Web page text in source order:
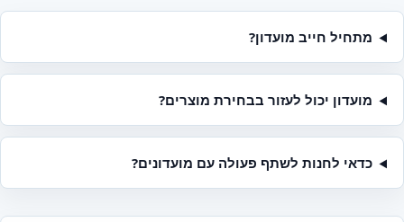
מתחיל חייב מועדון?
מועדון יכול לעזור בבחירת מוצרים?
כדאי לחנות לשתף פעולה עם מועדונים?